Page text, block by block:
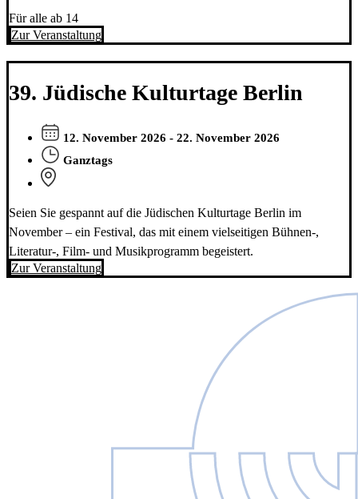
Für alle ab 14
Zur Veranstaltung
39. Jüdische Kulturtage Berlin
12. November 2026 - 22. November 2026
Ganztags
Seien Sie gespannt auf die Jüdischen Kulturtage Berlin im
November – ein Festival, das mit einem vielseitigen Bühnen-,
Literatur-, Film- und Musikprogramm begeistert.
Zur Veranstaltung